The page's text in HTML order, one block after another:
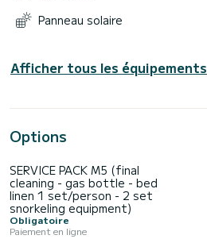
Panneau solaire
Afficher tous les équipements
Options
SERVICE PACK M5 (final
cleaning - gas bottle - bed
linen 1 set/person - 2 set
snorkeling equipment)
Obligatoire
Paiement en ligne